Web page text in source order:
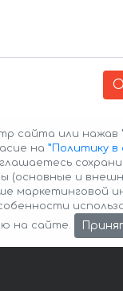
© 2026 Авто-
сайта или нажав
на ”Политику
(основные и
маркетинговой
на сайте.